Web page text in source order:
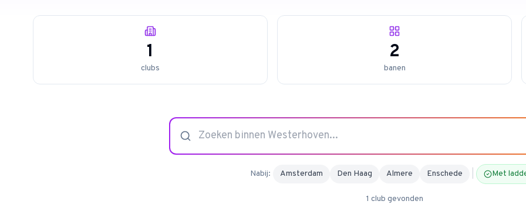
1
clubs
2
banen
Nabij: Amsterdam Den Haag Almere Enschede Met
1 club gevonden